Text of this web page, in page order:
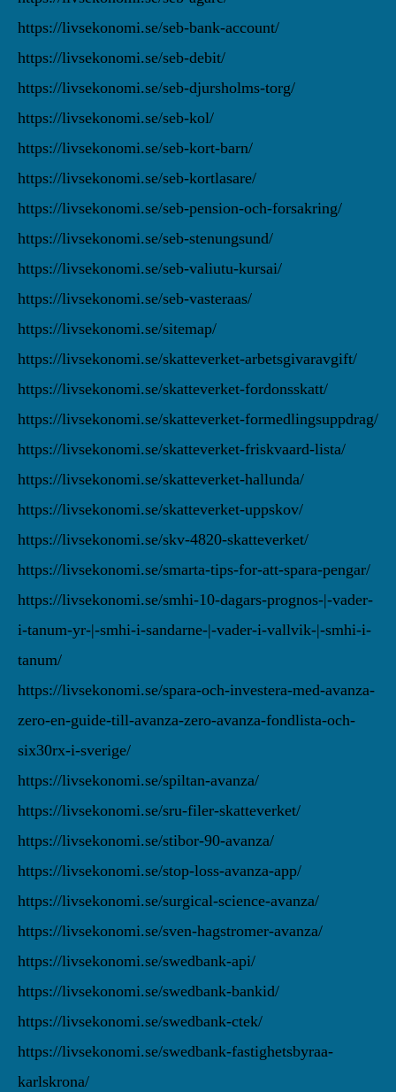
https://livsekonomi.se/seb-bank-account/
https://livsekonomi.se/seb-debit/
https://livsekonomi.se/seb-djursholms-torg/
https://livsekonomi.se/seb-kol/
https://livsekonomi.se/seb-kort-barn/
https://livsekonomi.se/seb-kortlasare/
https://livsekonomi.se/seb-pension-och-forsakring/
https://livsekonomi.se/seb-stenungsund/
https://livsekonomi.se/seb-valiutu-kursai/
https://livsekonomi.se/seb-vasteraas/
https://livsekonomi.se/sitemap/
https://livsekonomi.se/skatteverket-arbetsgivaravgift/
https://livsekonomi.se/skatteverket-fordonsskatt/
https://livsekonomi.se/skatteverket-formedlingsuppdrag/
https://livsekonomi.se/skatteverket-friskvaard-lista/
https://livsekonomi.se/skatteverket-hallunda/
https://livsekonomi.se/skatteverket-uppskov/
https://livsekonomi.se/skv-4820-skatteverket/
https://livsekonomi.se/smarta-tips-for-att-spara-pengar/
https://livsekonomi.se/smhi-10-dagars-prognos-|-vader-
i-tanum-yr-|-smhi-i-sandarne-|-vader-i-vallvik-|-smhi-i-
tanum/
https://livsekonomi.se/spara-och-investera-med-avanza-
zero-en-guide-till-avanza-zero-avanza-fondlista-och-
six30rx-i-sverige/
https://livsekonomi.se/spiltan-avanza/
https://livsekonomi.se/sru-filer-skatteverket/
https://livsekonomi.se/stibor-90-avanza/
https://livsekonomi.se/stop-loss-avanza-app/
https://livsekonomi.se/surgical-science-avanza/
https://livsekonomi.se/sven-hagstromer-avanza/
https://livsekonomi.se/swedbank-api/
https://livsekonomi.se/swedbank-bankid/
https://livsekonomi.se/swedbank-ctek/
https://livsekonomi.se/swedbank-fastighetsbyraa-
karlskrona/